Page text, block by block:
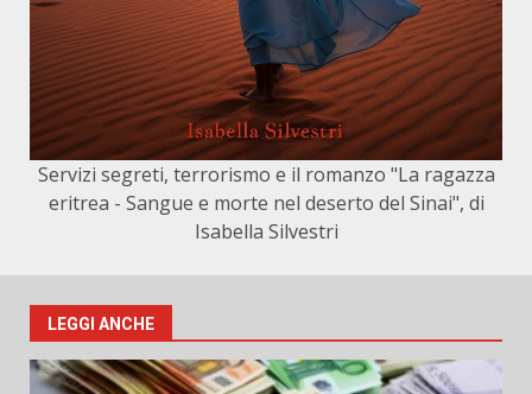
Servizi segreti, terrorismo e il romanzo "La ragazza
eritrea - Sangue e morte nel deserto del Sinai", di
Isabella Silvestri
LEGGI ANCHE